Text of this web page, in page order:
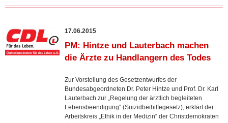
17.06.2015
PM: Hintze und Lauterbach machen
die Ärzte zu Handlangern des Todes
Zur Vorstellung des Gesetzentwurfes der
Bundesabgeordneten Dr. Peter Hintze und Prof. Dr. Karl
Lauterbach zur „Regelung der ärztlich begleiteten
Lebensbeendigung“ (Suizidbeihilfegesetz), erklärt der
Arbeitskreis „Ethik in der Medizin“ der Christdemokraten